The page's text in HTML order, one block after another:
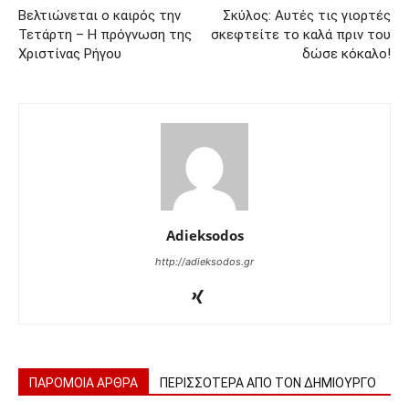
Βελτιώνεται ο καιρός την
Τετάρτη – Η πρόγνωση της
Χριστίνας Ρήγου
Σκύλος: Αυτές τις γιορτές
σκεφτείτε το καλά πριν του
δώσε κόκαλο!
Adieksodos
http://adieksodos.gr
ΠΑΡΟΜΟΙΑ ΑΡΘΡΑ ΠΕΡΙΣΣΟΤΕΡΑ ΑΠΟ ΤΟΝ ΔΗΜΙΟΥΡΓΟ